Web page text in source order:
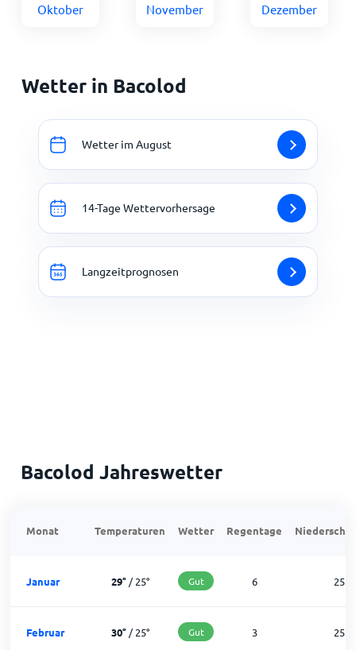
Oktober November Dezember
Wetter in Bacolod
Wetter im August
14-Tage Wettervorhersage
Langzeitprognosen
Bacolod Jahreswetter
Monat Temperaturen Wetter Regentage
Januar 29°/25° Gut 6 25
Februar 30°/25° Gut 3 25